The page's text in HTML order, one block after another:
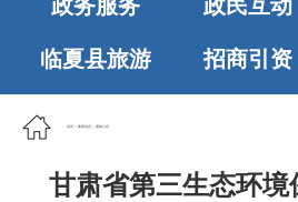
政务服务 政民互动
临夏县旅游 招商引资
首页 要闻动态 通知公告
甘肃省第三生态环境